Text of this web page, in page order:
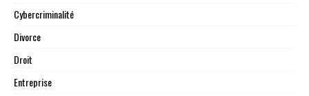
Cybercriminalité
Divorce
Droit
Entreprise